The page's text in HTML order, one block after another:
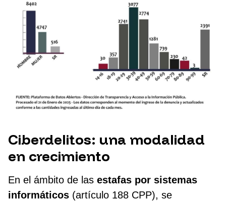
Ciberdelitos: una modalidad
en crecimiento
En el ámbito de las estafas por sistemas
informáticos (artículo 188 CPP), se